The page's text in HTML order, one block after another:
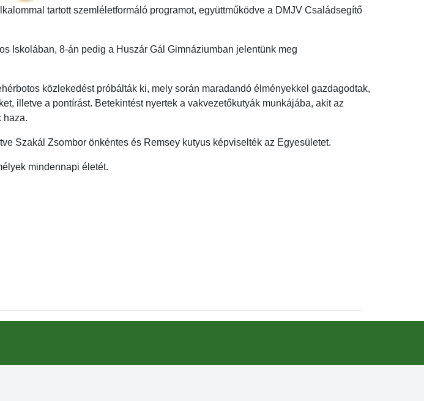
tartott szemléletformáló programot, együttműködve a DMJV Családsegítő
Iskolában, 8-án pedig a Huszár Gál Gimnáziumban jelentünk meg
közlekedést próbálták ki, mely során maradandó élményekkel gazdagodtak,
illetve a pontírást. Betekintést nyertek a vakvezetőkutyák munkájába, akit az
haza.
Szakál Zsombor önkéntes és Remsey kutyus képviselték az Egyesületet.
mindennapi életét.